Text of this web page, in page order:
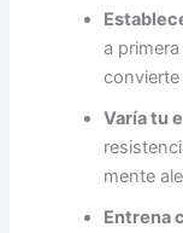
a
convierte
Varía tu
mente
Entrena